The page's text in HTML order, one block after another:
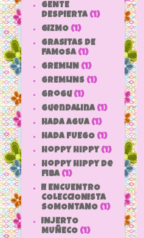
GENTE
DESPIERTA (1)
GIZMO (1)
GRASITAS DE
FAMOSA (1)
GREMLIN (1)
GREMLINS (1)
grogu (1)
Guendalina (1)
HADA AGUA (1)
HADA FUEGO (1)
hoppy hippy (1)
hoppy hippy de
fiba (1)
II ENCUENTRO
COLECCIONISTA
SOMONTANO (1)
INJERTO
MUÑECO (1)